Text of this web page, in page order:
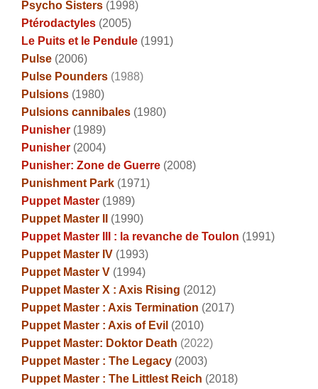
Psycho Sisters (1998)
Ptérodactyles (2005)
Le Puits et le Pendule (1991)
Pulse (2006)
Pulse Pounders (1988)
Pulsions (1980)
Pulsions cannibales (1980)
Punisher (1989)
Punisher (2004)
Punisher: Zone de Guerre (2008)
Punishment Park (1971)
Puppet Master (1989)
Puppet Master II
(1990)
Puppet Master III : la revanche de Toulon (1991)
Puppet Master IV (1993)
Puppet Master V (1994)
Puppet Master X : Axis Rising (2012)
Puppet Master : Axis Termination (2017)
Puppet Master : Axis of Evil (2010)
Puppet Master: Doktor Death (2022)
Puppet Master : The Legacy (2003)
Puppet Master : The Littlest Reich (2018)